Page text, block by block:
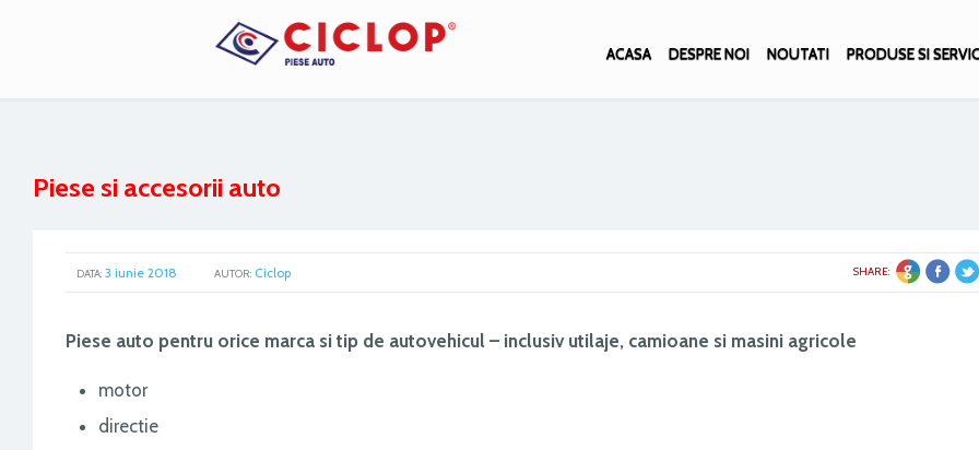
ACASA DESPRE NOI NOUTATI PRODUSE SI
Piese si accesorii auto
SHARE:
DATA: 3 iunie 2018 AUTOR: Ciclop
Piese auto pentru orice marca si tip de autovehicul – inclusiv utilaje, camioane si masini agricole
motor
directie